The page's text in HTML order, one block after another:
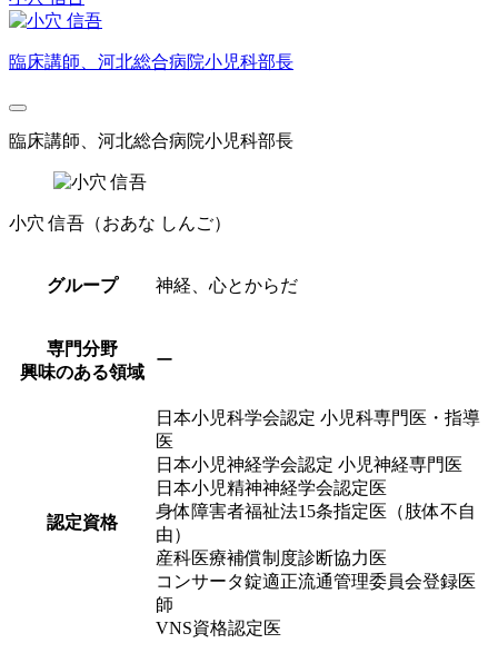
臨床講師、河北総合病院小児科部長
臨床講師、河北総合病院小児科部長
小穴 信吾 （おあな しんご）
グループ 神経、心とからだ
専門分野
興味のある領域
ー
認定資格
日本小児科学会認定 小児科専門医・指導
医
日本小児神経学会認定 小児神経専門医
日本小児精神神経学会認定医
身体障害者福祉法15条指定医（肢体不自
由）
産科医療補償制度診断協力医
コンサータ錠適正流通管理委員会登録医
師
VNS資格認定医